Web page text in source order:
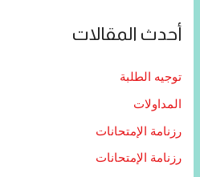
أحدث المقالات
توجيه الطلبة
المداولات
رزنامة الإمتحانات
رزنامة الإمتحانات